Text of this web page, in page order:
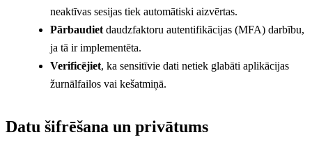
neaktīvas sesijas tiek automātiski aizvērtas.
Pārbaudiet daudzfaktoru autentifikācijas (MFA) darbību,
ja tā ir implementēta.
Verificējiet, ka sensitīvie dati netiek glabāti aplikācijas
žurnālfailos vai kešatmiņā.
Datu šifrēšana un privātums